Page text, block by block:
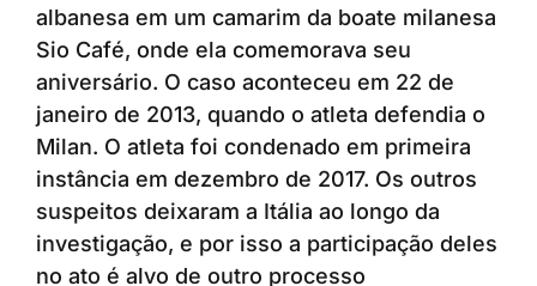
albanesa em um camarim da boate milanesa
Sio Café, onde ela comemorava seu
aniversário. O caso aconteceu em 22 de
janeiro de 2013, quando o atleta defendia o
Milan. O atleta foi condenado em primeira
instância em dezembro de 2017. Os outros
suspeitos deixaram a Itália ao longo da
investigação, e por isso a participação deles
no ato é alvo de outro processo